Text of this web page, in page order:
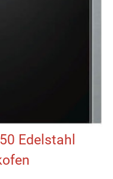
Edelstahl